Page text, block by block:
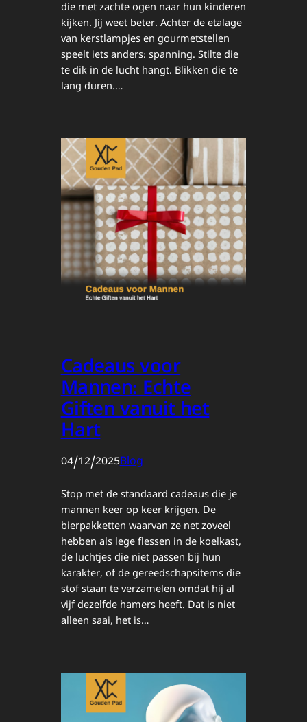
die met zachte ogen naar hun kinderen
kijken. Jij weet beter. Achter de etalage
van kerstlampjes en gourmetstellen
speelt iets anders: spanning. Stilte die
te dik in de lucht hangt. Blikken die te
lang duren.…
Cadeaus voor
Mannen: Echte
Giften vanuit het
Hart
04/12/2025Blog
Stop met de standaard cadeaus die je
mannen keer op keer krijgen. De
bierpakketten waarvan ze net zoveel
hebben als lege flessen in de koelkast,
de luchtjes die niet passen bij hun
karakter, of de gereedschapsitems die
stof staan te verzamelen omdat hij al
vijf dezelfde hamers heeft. Dat is niet
alleen saai, het is…